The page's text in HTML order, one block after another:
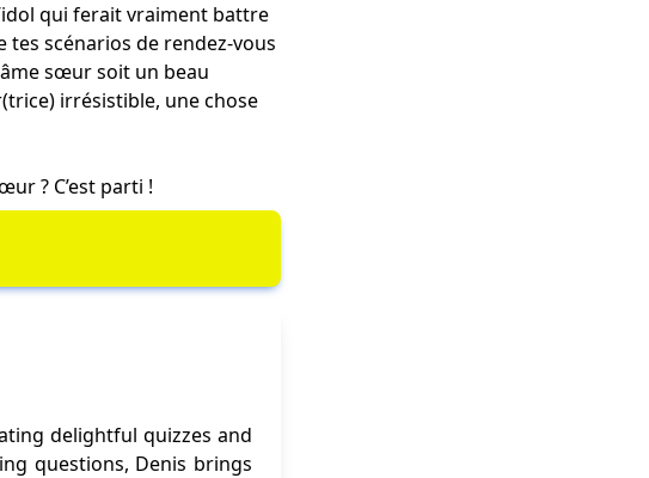
qui ferait vraiment battre
scénarios de rendez-vous
sœur soit un beau
irrésistible, une chose
? C’est parti !
delightful quizzes and
questions, Denis brings